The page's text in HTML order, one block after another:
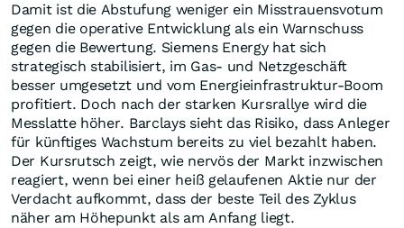
Damit ist die Abstufung weniger ein Misstrauensvotum
gegen die operative Entwicklung als ein Warnschuss
gegen die Bewertung. Siemens Energy hat sich
strategisch stabilisiert, im Gas- und Netzgeschäft
besser umgesetzt und vom Energieinfrastruktur-Boom
profitiert. Doch nach der starken Kursrallye wird die
Messlatte höher. Barclays sieht das Risiko, dass Anleger
für künftiges Wachstum bereits zu viel bezahlt haben.
Der Kursrutsch zeigt, wie nervös der Markt inzwischen
reagiert, wenn bei einer heiß gelaufenen Aktie nur der
Verdacht aufkommt, dass der beste Teil des Zyklus
näher am Höhepunkt als am Anfang liegt.